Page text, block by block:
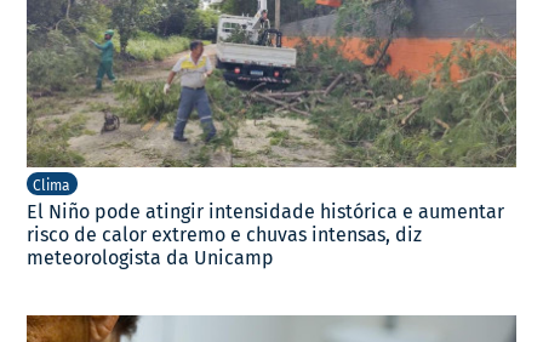
Clima
El Niño pode atingir intensidade histórica e aumentar
risco de calor extremo e chuvas intensas, diz
meteorologista da Unicamp